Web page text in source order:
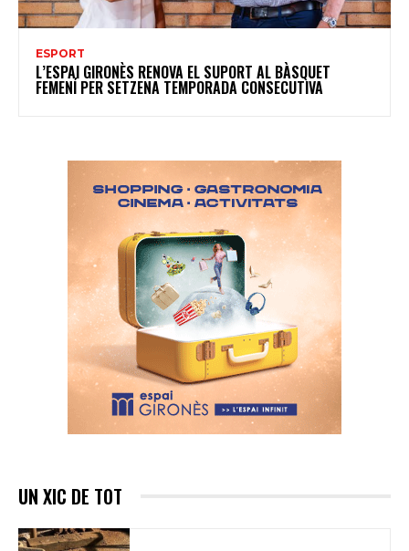
ESPORT
L’ESPAI GIRONÈS RENOVA EL SUPORT AL BÀSQUET
FEMENÍ PER SETZENA TEMPORADA CONSECUTIVA
UN XIC DE TOT